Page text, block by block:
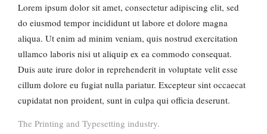
Lorem ipsum dolor sit amet, consectetur adipiscing elit, sed
do eiusmod tempor incididunt ut labore et dolore magna
aliqua. Ut enim ad minim veniam, quis nostrud exercitation
ullamco laboris nisi ut aliquip ex ea commodo consequat.
Duis aute irure dolor in reprehenderit in voluptate velit esse
cillum dolore eu fugiat nulla pariatur. Excepteur sint occaecat
cupidatat non proident, sunt in culpa qui officia deserunt.
The Printing and Typesetting industry.